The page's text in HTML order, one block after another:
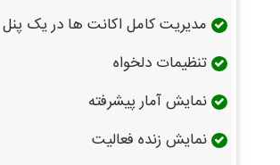
مدیریت کامل اکانت ها در یک پنل
تنظیمات دلخواه
نمایش آمار پیشرفته
نمایش زنده فعالیت